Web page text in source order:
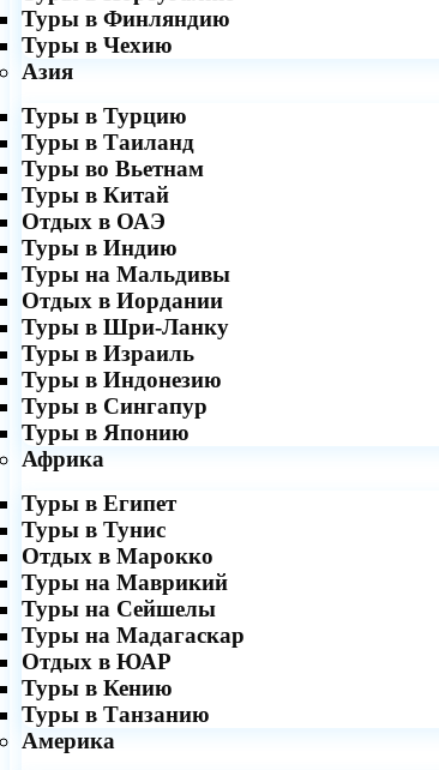
Туры в Финляндию
Туры в Чехию
Азия
Туры в Турцию
Туры в Таиланд
Туры во Вьетнам
Туры в Китай
Отдых в ОАЭ
Туры в Индию
Туры на Мальдивы
Отдых в Иордании
Туры в Шри-Ланку
Туры в Израиль
Туры в Индонезию
Туры в Сингапур
Туры в Японию
Африка
Туры в Египет
Туры в Тунис
Отдых в Марокко
Туры на Маврикий
Туры на Сейшелы
Туры на Мадагаскар
Отдых в ЮАР
Туры в Кению
Туры в Танзанию
Америка